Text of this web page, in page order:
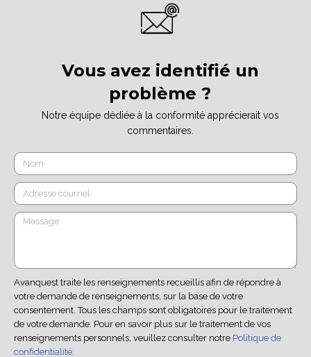
Vous avez identifié un
problème ?
Notre équipe dédiée à la conformité apprécierait vos
commentaires.
Avanquest traite les renseignements recueillis afin de répondre à
votre demande de renseignements, sur la base de votre
consentement. Tous les champs sont obligatoires pour le traitement
de votre demande. Pour en savoir plus sur le traitement de vos
renseignements personnels, veuillez consulter notre Politique de
confidentialité.